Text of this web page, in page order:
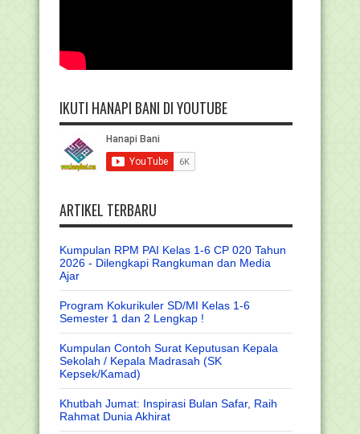
IKUTI HANAPI BANI DI YOUTUBE
ARTIKEL TERBARU
Kumpulan RPM PAI Kelas 1-6 CP 020 Tahun
2026 - Dilengkapi Rangkuman dan Media
Ajar
Program Kokurikuler SD/MI Kelas 1-6
Semester 1 dan 2 Lengkap !
Kumpulan Contoh Surat Keputusan Kepala
Sekolah / Kepala Madrasah (SK
Kepsek/Kamad)
Khutbah Jumat: Inspirasi Bulan Safar, Raih
Rahmat Dunia Akhirat